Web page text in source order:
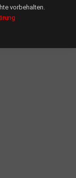
vorbehalten.